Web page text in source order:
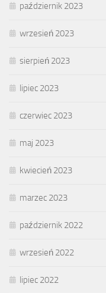
październik 2023
wrzesień 2023
sierpień 2023
lipiec 2023
czerwiec 2023
maj 2023
kwiecień 2023
marzec 2023
październik 2022
wrzesień 2022
lipiec 2022